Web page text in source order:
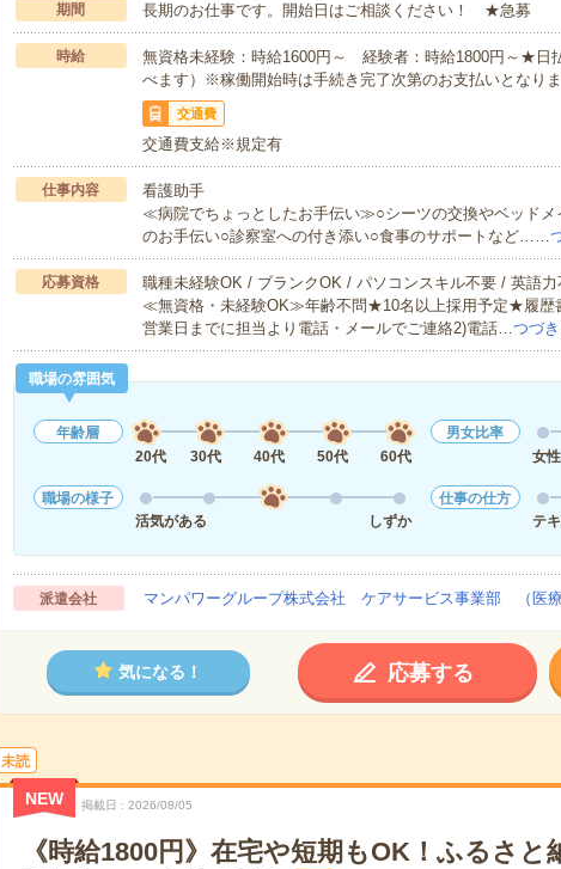
期間 長期のお仕事です。開始日はご相談ください！ ★急募
時給
無資格未経験：時給1600円～ 経験者：時給1800円～★日
べます）※稼働開始時は手続き完了次第のお支払いとなりま
交通費
交通費支給※規定有
仕事内容
看護助手
≪病院でちょっとしたお手伝い≫○シーツの交換やベッドメ
のお手伝い○診察室への付き添い○食事のサポートなど……
応募資格
職種未経験OK / ブランクOK / パソコンスキル不要 / 英語力
≪無資格・未経験OK≫年齢不問★10名以上採用予定★履歴
営業日までに担当より電話・メールでご連絡2)電話…つづ
職場の雰囲気
年齢層
20代
30代 40代 50代 60代
男女比率
女性
職場の様子
活気がある
しずか
仕事の仕方
テ
派遣会社 マンパワーグループ株式会社 ケアサービス事業部 （医療
気になる！ 応募する
未読
NEW 掲載日 2026/08/05
《時給1800円》在宅や短期もOK！ふるさと